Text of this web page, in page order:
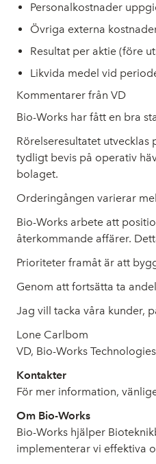
Personalkostnader
Övriga externa
Resultat per aktie (före
Likvida medel vid
Kommentarer från VD
Bio-Works har fått en bra
Rörelseresultatet
tydligt bevis på operativ
bolaget.
Orderingången varierar
Bio-Works arbete att
återkommande affärer.
Prioriteter framåt är att
Genom att fortsätta ta
Jag vill tacka våra kunder,
Lone Carlbom
VD, Bio-Works
Kontakter
För mer information,
Om Bio-Works
Bio-Works hjälper
implementerar vi effektiva